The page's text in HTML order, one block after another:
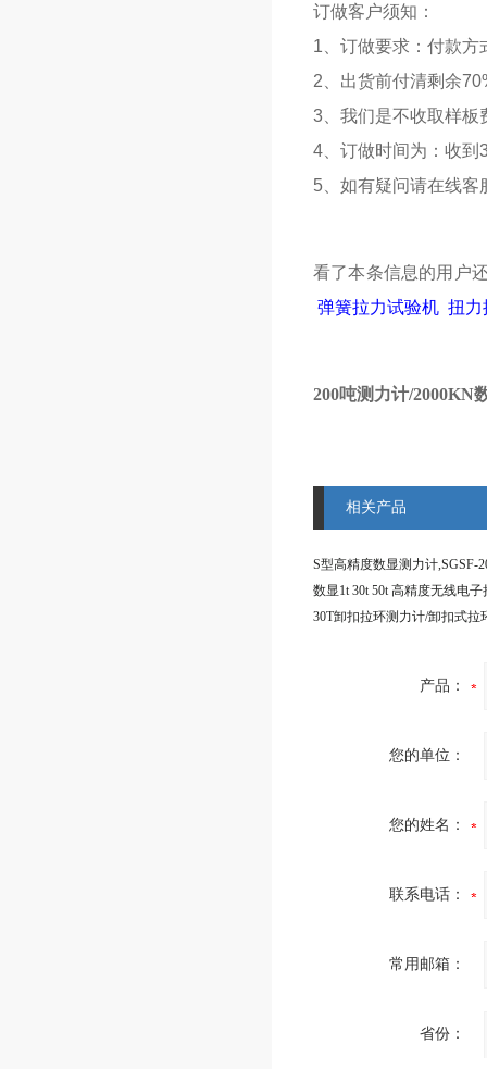
订做客户须知：
1、订做要求：付款方
2、出货前付清剩余
3、我们是不收取样板
4、订做时间为：收到
5、如有疑问请在线客
看了本条信息的用户
弹簧拉力试验机 扭力
200吨测力计/2000KN
相关产品
产品：
您的单位：
您的姓名：
联系电话：
常用邮箱：
省份：